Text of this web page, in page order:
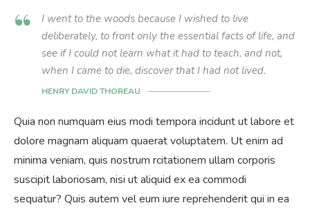
I went to the woods because I wished to live
deliberately, to front only the essential facts of life, and
see if I could not learn what it had to teach, and not,
when I came to die, discover that I had not lived.
HENRY DAVID THOREAU
Quia non numquam eius modi tempora incidunt ut labore et
dolore magnam aliquam quaerat voluptatem. Ut enim ad
minima veniam, quis nostrum rcitationem ullam corporis
suscipit laboriosam, nisi ut aliquid ex ea commodi
sequatur? Quis autem vel eum iure reprehenderit qui in ea